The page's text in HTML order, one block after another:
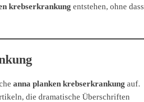
krebserkrankung entstehen, ohne dass
anna planken krebserkrankung auf.
die dramatische Überschriften